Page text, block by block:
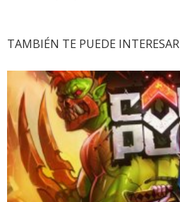
TAMBIÉN TE PUEDE INTERESAR